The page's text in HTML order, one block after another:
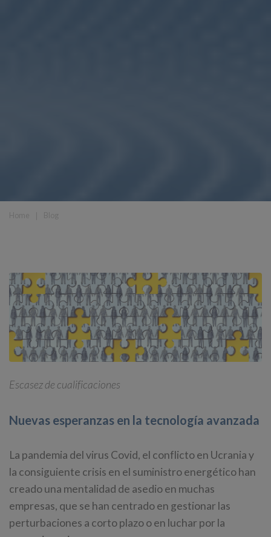
Escasez de cualificaciones
Nuevas esperanzas en la tecnología avanzada
La pandemia del virus Covid, el conflicto en Ucrania y
la consiguiente crisis en el suministro energético han
creado una mentalidad de asedio en muchas
empresas, que se han centrado en gestionar las
perturbaciones a corto plazo o en luchar por la